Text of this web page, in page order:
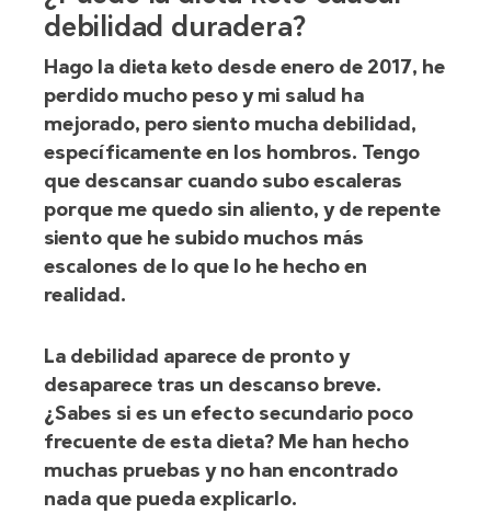
debilidad duradera?
Hago la dieta keto desde enero de 2017, he
perdido mucho peso y mi salud ha
mejorado, pero siento mucha debilidad,
específicamente en los hombros. Tengo
que descansar cuando subo escaleras
porque me quedo sin aliento, y de repente
siento que he subido muchos más
escalones de lo que lo he hecho en
realidad.
La debilidad aparece de pronto y
desaparece tras un descanso breve.
¿Sabes si es un efecto secundario poco
frecuente de esta dieta? Me han hecho
muchas pruebas y no han encontrado
nada que pueda explicarlo.